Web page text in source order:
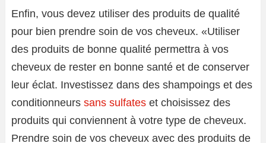
Enfin, vous devez utiliser des produits de qualité
pour bien prendre soin de vos cheveux. «Utiliser
des produits de bonne qualité permettra à vos
cheveux de rester en bonne santé et de conserver
leur éclat. Investissez dans des shampoings et des
conditionneurs sans sulfates et choisissez des
produits qui conviennent à votre type de cheveux.
Prendre soin de vos cheveux avec des produits de